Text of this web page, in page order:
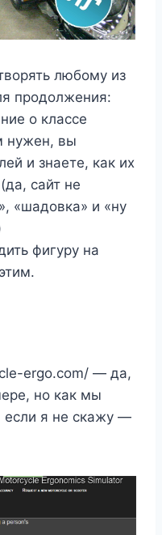
любому из
продолжения:
о классе
нужен, вы
и знаете, как их
сайт не
«шадовка» и «ну
фигуру на
ergo.com/ — да,
но как мы
если я не скажу —